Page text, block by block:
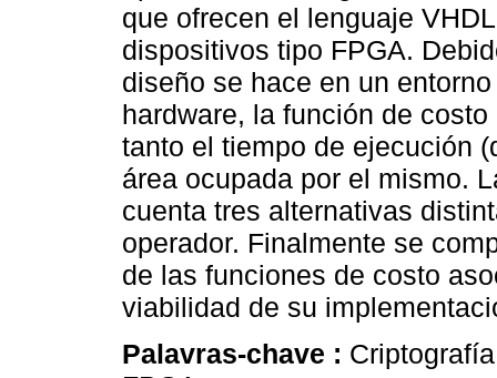
que ofrecen el lenguaje
dispositivos tipo FPGA.
diseño se hace en un
hardware, la función de
tanto el tiempo de ejecución
área ocupada por el mismo.
cuenta tres alternativas
operador. Finalmente se
de las funciones de costo
viabilidad de su
Palavras-chave :